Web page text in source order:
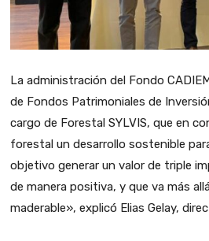
La administración del Fondo
de Fondos Patrimoniales de
cargo de Forestal SYLVIS, que en
forestal un desarrollo sostenible
objetivo generar un valor de triple
de manera positiva, y que va más
maderable», explicó Elias Gelay,